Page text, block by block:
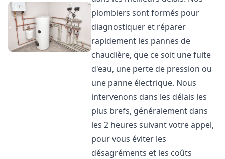
plombiers sont formés pour
diagnostiquer et réparer
rapidement les pannes de
chaudière, que ce soit une fuite
d'eau, une perte de pression ou
une panne électrique. Nous
intervenons dans les délais les
plus brefs, généralement dans
les 2 heures suivant votre appel,
pour vous éviter les
désagréments et les coûts